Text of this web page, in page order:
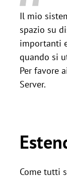
Il mio
spazio su
importanti
quando si
Per favore
Server.
Come tutti